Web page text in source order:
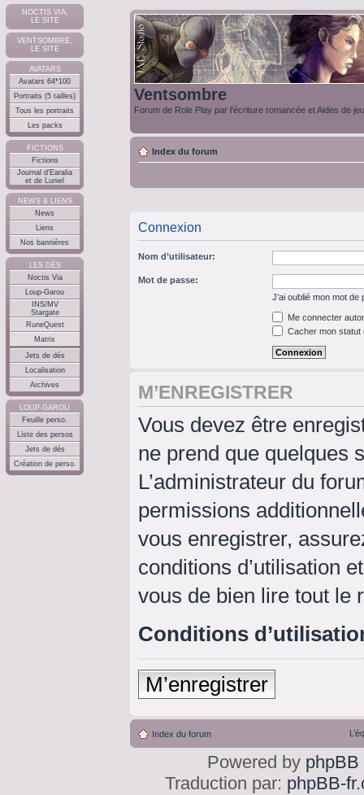
NOCTIS VIA,
LE SITE
VENTSOMBRE,
LE SITE
AVATARS
Avatars 64*100
Portraits (5 tailles)
Tous les portraits
Les packs
FICTIONS
Fictions
Journal d'Earalia
et de Luniel
NEWS & LIENS
News
Liens
Nos bannières
LES DÉS
Noctis Via
Loup-Garou
INS/MV
Stargate
RuneQuest
Matrix
Jets de dés
Localisation
Archives
LOUP-GAROU
Feuille perso.
Liste des persos
Jets de dés
Création de perso.
Ventsombre
Forum de Role Play par l'écriture romancée et Aides de
Index du forum
Connexion
Nom d’utilisateur:
Mot de passe:
J’ai oublié mon mot de
Me connecter
Cacher mon statut
M’ENREGISTRER
Vous devez être
ne prend que quelques
L’administrateur du
permissions
vous enregistrer,
conditions d’utilisation
vous de bien lire tout le
Conditions
M’enregistrer
Index du forum
Powered by phpBB
Traduction par: phpBB-